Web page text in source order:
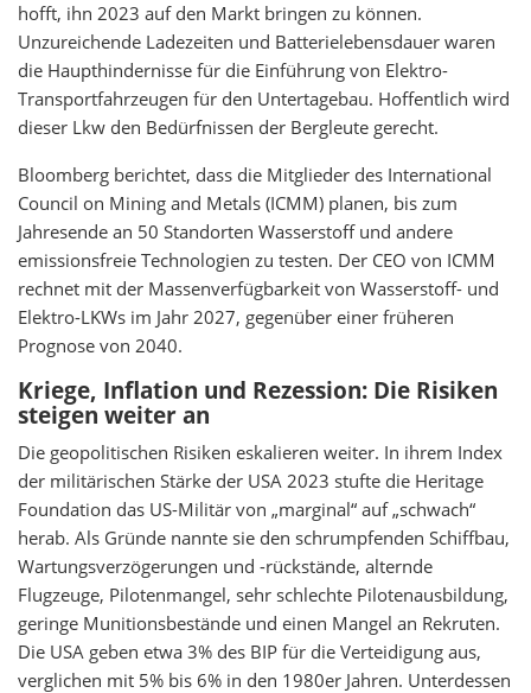
hofft, ihn 2023 auf den Markt bringen zu können.
Unzureichende Ladezeiten und Batterielebensdauer waren
die Haupthindernisse für die Einführung von Elektro-
Transportfahrzeugen für den Untertagebau. Hoffentlich wird
dieser Lkw den Bedürfnissen der Bergleute gerecht.
Bloomberg berichtet, dass die Mitglieder des International
Council on Mining and Metals (ICMM) planen, bis zum
Jahresende an 50 Standorten Wasserstoff und andere
emissionsfreie Technologien zu testen. Der CEO von ICMM
rechnet mit der Massenverfügbarkeit von Wasserstoff- und
Elektro-LKWs im Jahr 2027, gegenüber einer früheren
Prognose von 2040.
Kriege, Inflation und Rezession: Die Risiken
steigen weiter an
Die geopolitischen Risiken eskalieren weiter. In ihrem Index
der militärischen Stärke der USA 2023 stufte die Heritage
Foundation das US-Militär von „marginal“ auf „schwach“
herab. Als Gründe nannte sie den schrumpfenden Schiffbau,
Wartungsverzögerungen und -rückstände, alternde
Flugzeuge, Pilotenmangel, sehr schlechte Pilotenausbildung,
geringe Munitionsbestände und einen Mangel an Rekruten.
Die USA geben etwa 3% des BIP für die Verteidigung aus,
verglichen mit 5% bis 6% in den 1980er Jahren. Unterdessen